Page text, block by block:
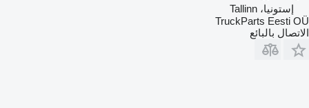
إستونيا، Tallinn
TruckParts Eesti OÜ
الاتصال بالبائع